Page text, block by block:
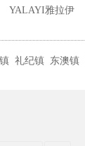
YALAYI雅拉伊
礼纪镇 东澳镇